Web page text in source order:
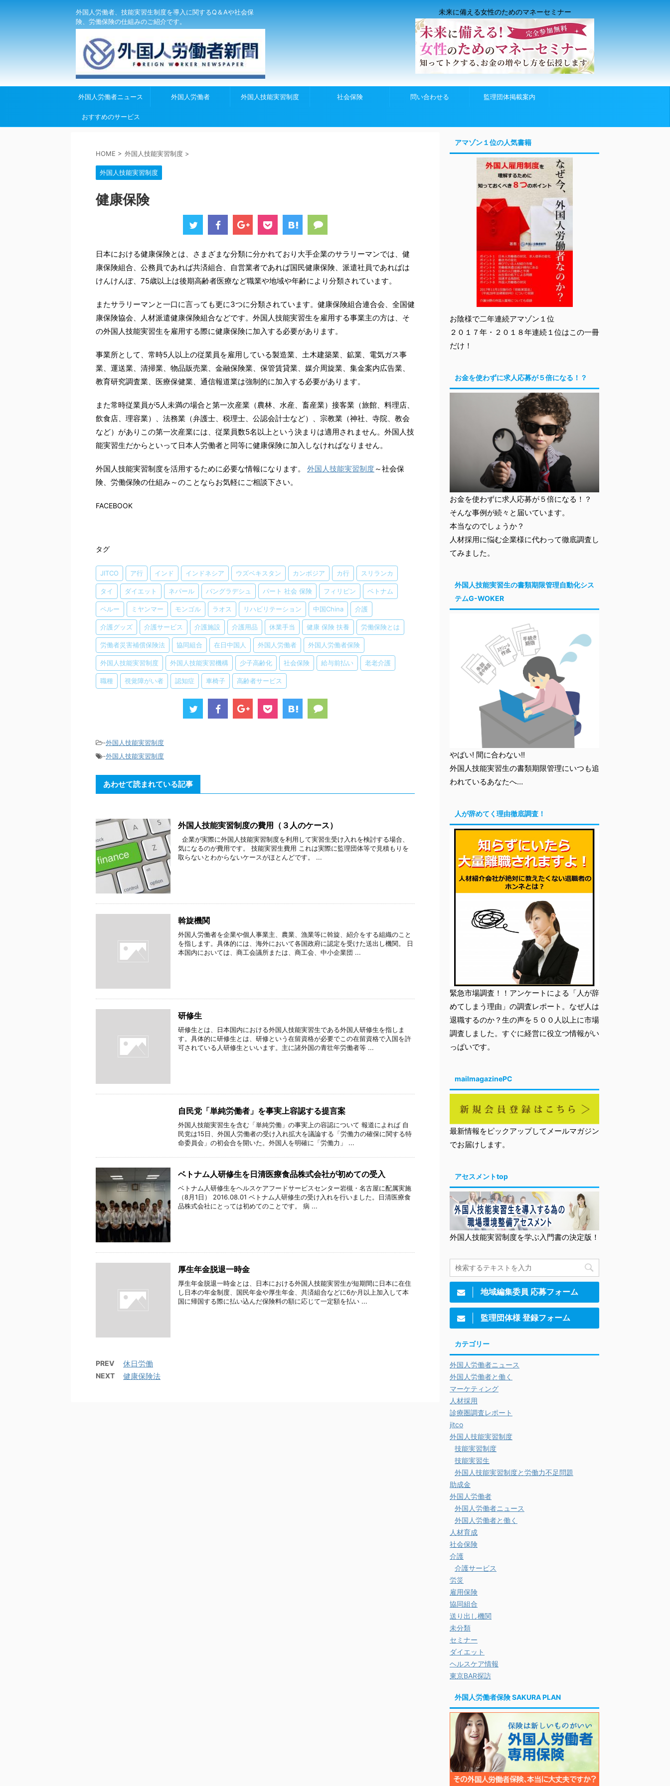
外国人労働者、技能実習生制度を導入に関するQ＆Aや社会保
険、労働保険の仕組みのご紹介です。
未来に備える女性のためのマネーセミナー
外国人労働者ニュース 外国人労働者 外国人技能実習制度 社会保険 問い合わせる 監理団体掲載案内
おすすめのサービス
HOME > 外国人技能実習制度 >
外国人技能実習制度
健康保険
日本における健康保険とは、さまざまな分類に分かれており大手企業のサラリーマンでは、健
康保険組合、公務員であれば共済組合、自営業者であれば国民健康保険、派遣社員であればは
けんけんぽ、75歳以上は後期高齢者医療など職業や地域や年齢により分類されています。
またサラリーマンと一口に言っても更に3つに分類されています。健康保険組合連合会、全国健
康保険協会、人材派遣健康保険組合などです。外国人技能実習生を雇用する事業主の方は、そ
の外国人技能実習生を雇用する際に健康保険に加入する必要があります。
事業所として、常時5人以上の従業員を雇用している製造業、土木建築業、鉱業、電気ガス事
業、運送業、清掃業、物品販売業、金融保険業、保管賃貸業、媒介周旋業、集金案内広告業、
教育研究調査業、医療保健業、通信報道業は強制的に加入する必要があります。
また常時従業員が5人未満の場合と第一次産業（農林、水産、畜産業）接客業（旅館、料理店、
飲食店、理容業）、法務業（弁護士、税理士、公認会計士など）、宗教業（神社、寺院、教会
など）がありこの第一次産業には、従業員数5名以上という決まりは適用されません。外国人技
能実習生だからといって日本人労働者と同等に健康保険に加入しなければなりません。
外国人技能実習制度を活用するために必要な情報になります。 外国人技能実習制度～社会保
険、労働保険の仕組み～のことならお気軽にご相談下さい。
FACEBOOK
タグ
JITCO ア行 インド インドネシア ウズベキスタン カンボジア カ行 スリランカ
タイ ダイエット ネパール バングラデシュ パート 社会 保険 フィリピン ベトナム
ペルー ミヤンマー モンゴル ラオス リハビリテーション 中国China 介護
介護グッズ 介護サービス 介護施設 介護用品 休業手当 健康 保険 扶養 労働保険とは
労働者災害補償保険法 協同組合 在日中国人 外国人労働者 外国人労働者保険
外国人技能実習制度 外国人技能実習機構 少子高齢化 社会保険 給与前払い 老老介護
職種 視覚障がい者 認知症 車椅子 高齢者サービス
-外国人技能実習制度
-外国人技能実習制度
あわせて読まれている記事
外国人技能実習制度の費用（３人のケース）
企業が実際に外国人技能実習制度を利用して実習生受け入れを検討する場合、
気になるのが費用です。 技能実習生費用 これは実際に監理団体等で見積もりを
取らないとわからないケースがほとんどです。 ...
斡旋機関
外国人労働者を企業や個人事業主、農業、漁業等に斡旋、紹介をする組織のこと
を指します。具体的には、海外において各国政府に認定を受けた送出し機関。 日
本国内においては、商工会議所または、商工会、中小企業団 ...
研修生
研修生とは、日本国内における外国人技能実習生である外国人研修生を指しま
す。具体的に研修生とは、研修という在留資格が必要でこの在留資格で入国を許
可されている人研修生といいます。主に諸外国の青壮年労働者等 ...
自民党「単純労働者」を事実上容認する提言案
外国人技能実習生を含む「単純労働」の事実上の容認について 報道によれば 自
民党は15日、外国人労働者の受け入れ拡大を議論する「労働力の確保に関する特
命委員会」の初会合を開いた。外国人を明確に「労働力」 ...
ベトナム人研修生を日清医療食品株式会社が初めての受入
ベトナム人研修生をヘルスケアフードサービスセンター岩槻・名古屋に配属実施
（8月1日） 2016.08.01 ベトナム人研修生の受け入れを行いました。日清医療食
品株式会社にとっては初めてのことです。 病 ...
厚生年金脱退一時金
厚生年金脱退一時金とは、日本における外国人技能実習生が短期間に日本に在住
し日本の年金制度、国民年金や厚生年金、共済組合などに6か月以上加入して本
国に帰国する際に払い込んだ保険料の額に応じて一定額を払い ...
PREV 休日労働
NEXT 健康保険法
アマゾン１位の人気書籍
お陰様で二年連続アマゾン１位
２０１７年・２０１８年連続１位はこの一冊
だけ！
お金を使わずに求人応募が５倍になる！？
お金を使わずに求人応募が５倍になる！？
そんな事例が続々と届いています。
本当なのでしょうか？
人材採用に悩む企業様に代わって徹底調査し
てみました。
外国人技能実習生の書類期限管理自動化シス
テムG-WOKER
やばい! 間に合わない!!
外国人技能実習生の書類期限管理にいつも追
われているあなたへ…
人が辞めてく理由徹底調査！
緊急市場調査！！アンケートによる「人が辞
めてしまう理由」の調査レポート。なぜ人は
退職するのか？生の声を５００人以上に市場
調査しました。すぐに経営に役立つ情報がい
っぱいです。
mailmagazinePC
最新情報をピックアップしてメールマガジン
でお届けします。
アセスメントtop
外国人技能実習制度を学ぶ入門書の決定版！
地域編集委員 応募フォーム
監理団体様 登録フォーム
カテゴリー
外国人労働者ニュース
外国人労働者と働く
マーケティング
人材採用
診療圏調査レポート
jitco
外国人技能実習制度
技能実習制度
技能実習生
外国人技能実習制度と労働力不足問題
助成金
外国人労働者
外国人労働者ニュース
外国人労働者と働く
人材育成
社会保険
介護
介護サービス
労災
雇用保険
協同組合
送り出し機関
未分類
セミナー
ダイエット
ヘルスケア情報
東京BAR探訪
外国人労働者保険 SAKURA PLAN